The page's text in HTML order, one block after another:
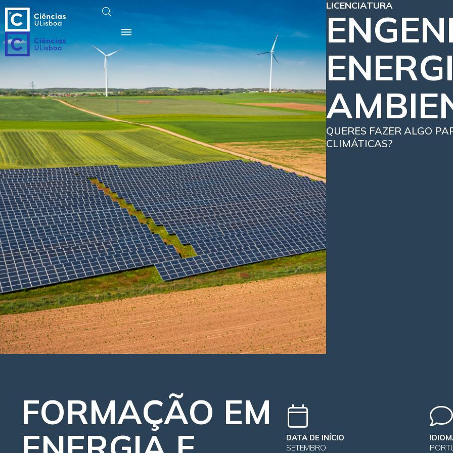
LICENCIATURA
QUERES FAZER ALGO
CLIMÁTICAS?
FORMAÇÃO EM
DATA DE INÍCIO
SETEMBRO